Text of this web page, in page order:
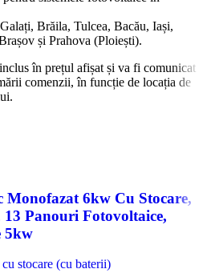
Brăila, Tulcea, Bacău, Iași,
și Prahova (Ploiești).
în prețul afișat și va fi comunicat
comenzii, în funcție de locația de
Monofazat 6kw Cu Stocare,
Panouri Fotovoltaice,
5kw
stocare (cu baterii)